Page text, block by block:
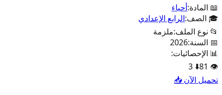
📖 المادة:أحياء
🎓 الصف:الرابع الإعدادي
📂 نوع الملف:ملزمة
📅 السنة:2026
📊 الإحصائيات:
👁️
81
⬇️
3
تحميل الآن 📥